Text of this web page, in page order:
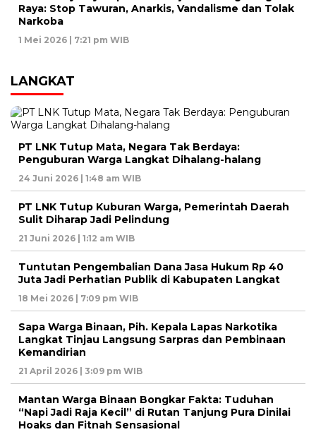
Raya: Stop Tawuran, Anarkis, Vandalisme dan Tolak
Narkoba
1 Mei 2026 | 7:21 pm WIB
LANGKAT
PT LNK Tutup Mata, Negara Tak Berdaya:
Penguburan Warga Langkat Dihalang-halang
24 Juni 2026 | 1:48 am WIB
PT LNK Tutup Kuburan Warga, Pemerintah Daerah
Sulit Diharap Jadi Pelindung
21 Juni 2026 | 1:12 am WIB
Tuntutan Pengembalian Dana Jasa Hukum Rp 40
Juta Jadi Perhatian Publik di Kabupaten Langkat
18 Mei 2026 | 7:09 pm WIB
Sapa Warga Binaan, Pih. Kepala Lapas Narkotika
Langkat Tinjau Langsung Sarpras dan Pembinaan
Kemandirian
21 April 2026 | 3:09 pm WIB
Mantan Warga Binaan Bongkar Fakta: Tuduhan
“Napi Jadi Raja Kecil” di Rutan Tanjung Pura Dinilai
Hoaks dan Fitnah Sensasional